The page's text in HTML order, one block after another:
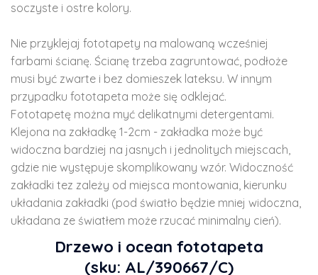
soczyste i ostre kolory.
Nie przyklejaj fototapety na malowaną wcześniej
farbami ścianę. Ścianę trzeba zagruntować, podłoże
musi być zwarte i bez domieszek lateksu. W innym
przypadku fototapeta może się odklejać.
Fototapetę można myć delikatnymi detergentami.
Klejona na zakładkę 1-2cm - zakładka może być
widoczna bardziej na jasnych i jednolitych miejscach,
gdzie nie występuje skomplikowany wzór. Widoczność
zakładki tez zależy od miejsca montowania, kierunku
układania zakładki (pod światło będzie mniej widoczna,
układana ze światłem może rzucać minimalny cień).
Drzewo i ocean fototapeta
(sku: AL/390667/C)